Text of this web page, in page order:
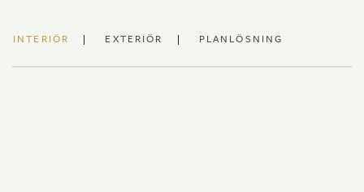
INTERIÖR EXTERIÖR PLANLÖSNING